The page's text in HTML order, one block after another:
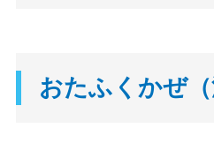
おたふくかぜ